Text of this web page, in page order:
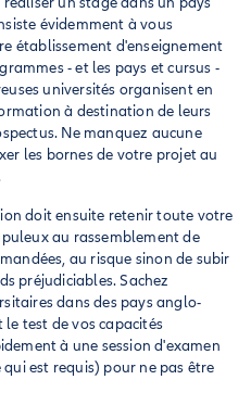
évidemment à vous
établissement d'enseignement
- et les pays et cursus -
universités organisent en
à destination de leurs
Ne manquez aucune
les bornes de votre projet au
doit ensuite retenir toute votre
au rassemblement de
au risque sinon de subir
préjudiciables. Sachez
dans des pays anglo-
test de vos capacités
à une session d'examen
qui est requis) pour ne pas être